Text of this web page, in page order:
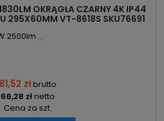
OKRĄGŁA CZARNY 4K IP44
295X60MM VT-8618S SKU76691
2500lm ...
81,52 złbrutto
66,28 złnetto
Cena za szt.